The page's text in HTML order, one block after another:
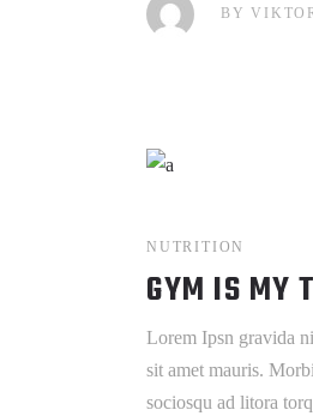
BY
NUTRITION
GYM IS MY
Lorem Ipsn gravida
sit amet mauris.
sociosqu ad litora